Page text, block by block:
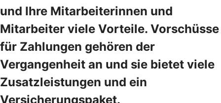
und Ihre Mitarbeiterinnen und
Mitarbeiter viele Vorteile. Vorschüsse
für Zahlungen gehören der
Vergangenheit an und sie bietet viele
Zusatzleistungen und ein
Versicherungspaket.